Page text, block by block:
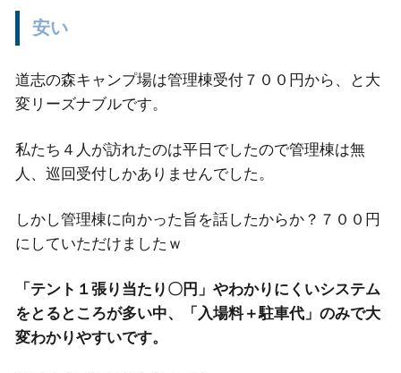
安い
道志の森キャンプ場は管理棟受付７００円から、と大
変リーズナブルです。
私たち４人が訪れたのは平日でしたので管理棟は無
人、巡回受付しかありませんでした。
しかし管理棟に向かった旨を話したからか？７００円
にしていただけましたｗ
「テント１張り当たり〇円」やわかりにくいシステム
をとるところが多い中、「入場料＋駐車代」のみで大
変わかりやすいです。